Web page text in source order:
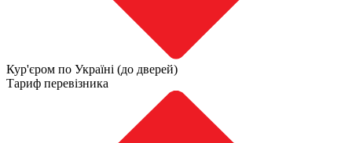
Кур'єром по Україні (до дверей)
Тариф перевізника